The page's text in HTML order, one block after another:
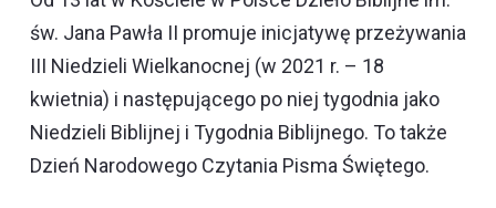
św. Jana Pawła II promuje inicjatywę przeżywania
III Niedzieli Wielkanocnej (w 2021 r. – 18
kwietnia) i następującego po niej tygodnia jako
Niedzieli Biblijnej i Tygodnia Biblijnego. To także
Dzień Narodowego Czytania Pisma Świętego.